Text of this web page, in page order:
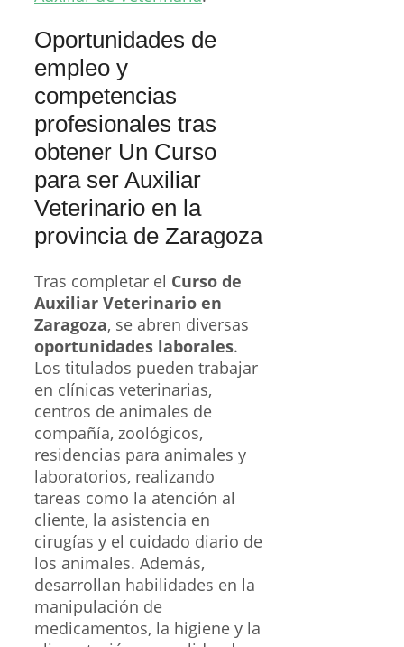
Oportunidades de
empleo y
competencias
profesionales tras
obtener Un Curso
para ser Auxiliar
Veterinario en la
provincia de Zaragoza
Tras completar el Curso de
Auxiliar Veterinario en
Zaragoza, se abren diversas
oportunidades laborales.
Los titulados pueden trabajar
en clínicas veterinarias,
centros de animales de
compañía, zoológicos,
residencias para animales y
laboratorios, realizando
tareas como la atención al
cliente, la asistencia en
cirugías y el cuidado diario de
los animales. Además,
desarrollan habilidades en la
manipulación de
medicamentos, la higiene y la